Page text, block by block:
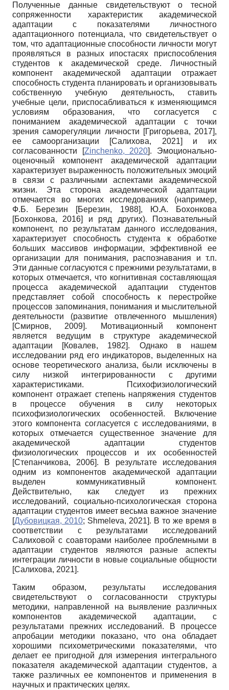
Полученные данные свидетельствуют о тесной
сопряженности характеристик академической
адаптации с показателями личностного
адаптационного потенциала, что свидетельствует о
том, что адаптационные способности личности могут
проявляться в разных ипостасях приспособления
студентов к академической среде. Личностный
компонент академической адаптации отражает
способность студента планировать и организовывать
собственную учебную деятельность, ставить
учебные цели, приспосабливаться к изменяющимся
условиям образования, что согласуется с
пониманием академической адаптации с точки
зрения саморегуляции личности [Григорьева, 2017],
ее самоорганизации
[Салихова, 2021]
и их
согласованности
[Zinchenko, 2020]. Эмоционально-
оценочный компонент академической адаптации
характеризует выраженность положительных эмоций
в связи с различными аспектами академической
жизни. Эта сторона академической адапта­ции
отмечается во многих исследованиях (например,
Ф.Б. Березин [Березин, 1988], Ю.А. Бо­хонкова
[Бохонкова, 2016]
и ряд других). Познавательный
компонент, по результатам данного исследования,
характеризует способность студента к обработке
больших массивов информации, эффективной ее
организации для понимания, распознавания и т.п.
Эти данные согласуются с прежними результатами, в
которых отмечается, что когнитивная составляющая
процесса академической адаптации студентов
представляет собой способность к перестройке
процессов запоминания, понимания и мыслительной
деятельности (развитие отвлеченного мышления)
[Смирнов, 2009]. Мотивационный компонент
является ведущим в структуре академической
адаптации
[Ковалев, 1982]. Однако в нашем
исследовании ряд его индикаторов, выделенных на
основе теоретического анализа, были исключены в
силу низкой интегрированности с другими
характеристиками. Психофизиологический
компонент отражает степень напряжения студентов
в процессе обучения в силу некоторых
психофизиологических особенностей. Включение
этого компонента согласуется с исследованиями, в
которых отмечается существенное значение для
академической адаптации студентов
физиологических процессов и их особенностей
[Степанчикова, 2006]. В результате исследования
одним из компонентов академической адаптации
выделен коммуникативный компонент.
Действительно, как следует из прежних
исследований, социально-психологическая сторона
адаптации студентов имеет весьма важное значение
[Дубовицкая, 2010; Shmeleva, 2021]. В то же время в
соответствии с результатами исследований
Салиховой с соавторами наиболее проблемными в
адаптации студентов являются разные аспекты
интеграции личности в новые социальные общности
[Салихова, 2021].
Таким образом, результаты исследования
свидетельствуют о согласованности структуры
методики, направленной на выявление различных
компонентов академической адаптации, с
результатами прежних исследований. В процессе
апробации методики показано, что она обладает
хорошими психометрическими показателями, что
делает ее пригодной для измерения интегрального
показателя академической адаптации студентов, а
также различных ее компонентов и применения в
научных и практических целях.